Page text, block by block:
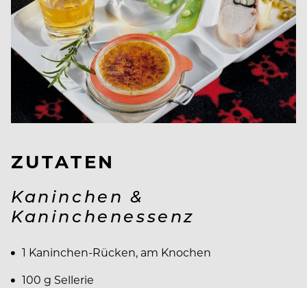
ZUTATEN
Kaninchen &
Kaninchenessenz
1 Kaninchen-Rücken, am Knochen
100 g Sellerie